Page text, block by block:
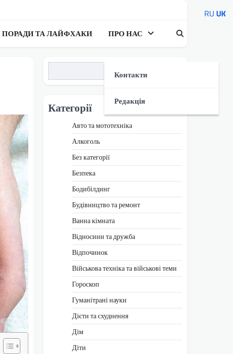
ПОРАДИ ТА ЛАЙФХАКИ ПРО НАС
Контакти
Редакція
Категорії
Авто та мототехніка
Алкоголь
Без категорії
Безпека
Бодибілдинг
Будівництво та ремонт
Ванна кімната
Відносини та дружба
Відпочинок
Військова техніка та військові теми
Гороскоп
Гуманітрані науки
Дієти та схуднення
Дім
Діти
RU UK